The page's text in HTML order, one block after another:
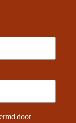
door